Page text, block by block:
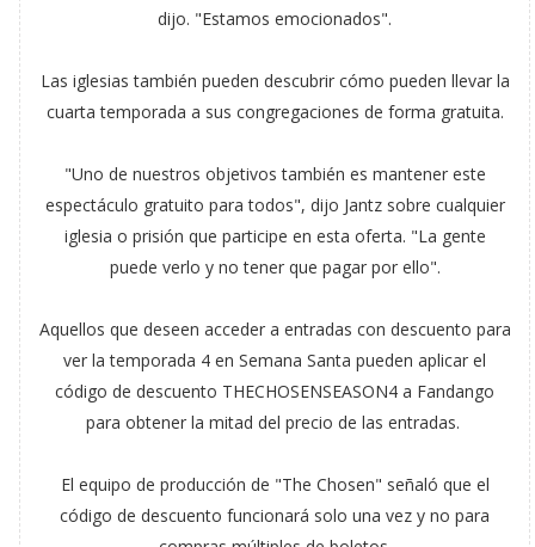
dijo. "Estamos emocionados".
Las iglesias también pueden descubrir cómo pueden llevar la
cuarta temporada a sus congregaciones de forma gratuita.
"Uno de nuestros objetivos también es mantener este
espectáculo gratuito para todos", dijo Jantz sobre cualquier
iglesia o prisión que participe en esta oferta. "La gente
puede verlo y no tener que pagar por ello".
Aquellos que deseen acceder a entradas con descuento para
ver la temporada 4 en Semana Santa pueden aplicar el
código de descuento THECHOSENSEASON4 a Fandango
para obtener la mitad del precio de las entradas.
El equipo de producción de "The Chosen" señaló que el
código de descuento funcionará solo una vez y no para